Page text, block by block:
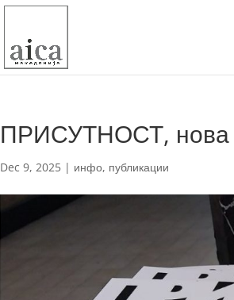
ПРИСУТНОСТ, нова
Dec 9, 2025 | инфо, публикации